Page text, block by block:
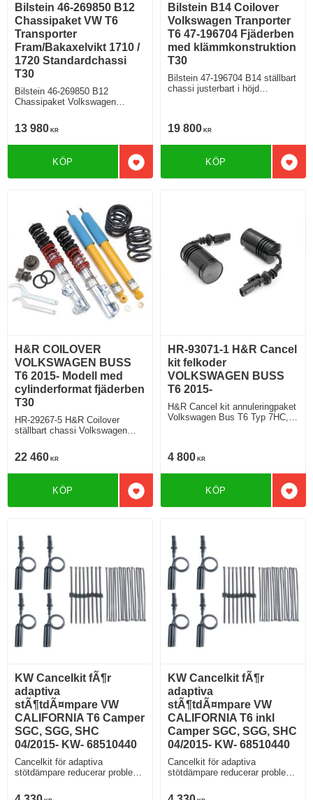
Bilstein 46-269850 B12
Chassipaket VW T6
Transporter
Fram/Bakaxelvikt 1710 /
1720 Standardchassi
T30
Bilstein 46-269850 B12
Chassipaket Volkswagen
Diesel Fram/Bakaxelvikt 1710 /
1720 Från årsmodell 04 2015
13 980 KR
Lägg till i favoriter
KÖP
Bilstein B14 Coilover
Volkswagen Tranporter
T6 47-196704 Fjäderben
med klämmkonstruktion
T30
Bilstein 47-196704 B14 ställbart
chassi justerbart i höjd
19 800 KR
KÖP
H&R COILOVER
VOLKSWAGEN BUSS
T6 2015- Modell med
cylinderformat fjäderben
T30
HR-29267-5 H&R Coilover
ställbart chassi Volkswagen
Transporter/California/LKW Typ
7HC, 7HMA, 7J0 2WD 4WD
Justermöjlighet fram 50-80 mm
Justermöjlighet bak 40-70 mm
22 460 KR
Lägg till i favoriter
KÖP
HR-93071-1 H&R Cancel
kit felkoder
VOLKSWAGEN BUSS
T6 2015-
H&R Cancel kit annuleringpaket
Volkswagen Bus T6 Typ 7HC,
4 800 KR
KÖP
KW Cancelkit fÃ¶r
adaptiva
stÃ¶tdÃ¤mpare VW
CALIFORNIA T6 Camper
SGC, SGG, SHC
04/2015- KW- 68510440
Cancelkit för adaptiva
stötdämpare reducerar problem
KW Cancelkit fÃ¶r
adaptiva
stÃ¶tdÃ¤mpare VW
CALIFORNIA T6 inkl
Camper SGC, SGG, SHC
04/2015- KW- 68510440
Cancelkit för adaptiva
stötdämpare reducerar problem